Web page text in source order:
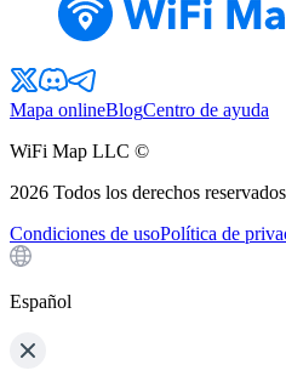
Mapa onlineBlogCentro de ayuda
WiFi Map LLC ©
2026 Todos los derechos reservados
Condiciones de usoPolítica de
Español